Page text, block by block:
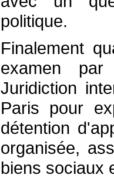
politique.
Finalement
examen
Juridiction
Paris pour
détention
organisée,
biens sociaux